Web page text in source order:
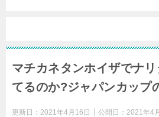
マチカネタンホイザでナ
てるのか?ジャパンカップ
更新日： 2021年4月16日 公開日： 2021年4